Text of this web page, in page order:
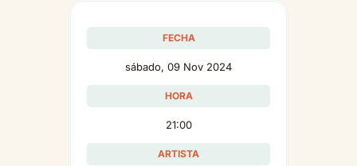
FECHA
sábado, 09 Nov 2024
HORA
21:00
ARTISTA